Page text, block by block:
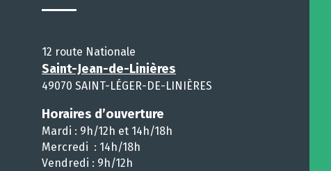
12 route Nationale
Saint-Jean-de-Linières
49070 SAINT-LÉGER-DE-LINIÈRES
Horaires d’ouverture
Mardi : 9h/12h et 14h/18h
Mercredi : 14h/18h
Vendredi : 9h/12h